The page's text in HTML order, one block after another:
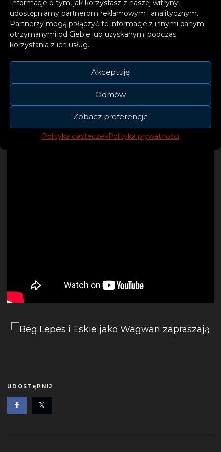
Informacje o tym, jak korzystasz z naszej witryny,
udostępniamy partnerom reklamowym i analitycznym.
Partnerzy mogą połączyć te informacje z innymi danymi
otrzymanymi od Ciebie lub uzyskanymi podczas
korzystania z ich usług.
Akceptuję
Odmów
Zobacz preferencje
Polityka ciasteczekPolityka prywatności
studyjną która przyniosła wiele wyjątkowych
singli.
UDOSTĘPNIJ